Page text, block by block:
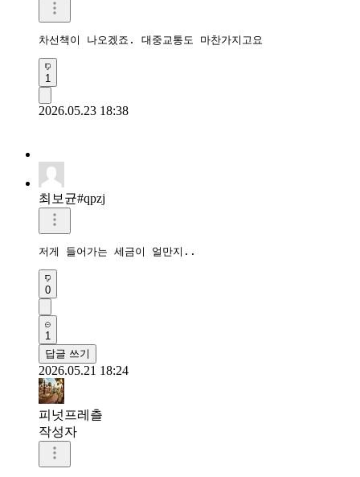
차선책이 나오겠죠. 대중교통도 마찬가지고요
1
2026.05.23 18:38
최보균#qpzj
저게 들어가는 세금이 얼만지..
0
1
답글 쓰기
2026.05.21 18:24
피넛프레츨
작성자